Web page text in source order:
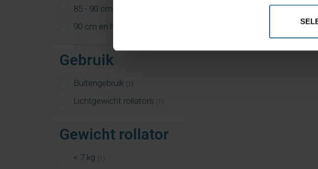
85 - 90 cm
90 cm en hoger
Gebruik
Buitengebruik (1)
Lichtgewicht rollators (1)
Gewicht rollator
< 7 kg (1)